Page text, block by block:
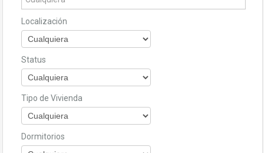
Localización
Status
Tipo de Vivienda
Dormitorios